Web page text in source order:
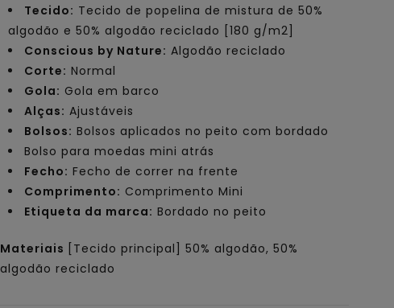
Tecido: Tecido de popelina de mistura de 50%
algodão e 50% algodão reciclado [180 g/m2]
Conscious by Nature: Algodão reciclado
Corte: Normal
Gola: Gola em barco
Alças: Ajustáveis
Bolsos: Bolsos aplicados no peito com bordado
Bolso para moedas mini atrás
Fecho: Fecho de correr na frente
Comprimento: Comprimento Mini
Etiqueta da marca: Bordado no peito
Materiais
[Tecido principal] 50% algodão, 50%
algodão reciclado